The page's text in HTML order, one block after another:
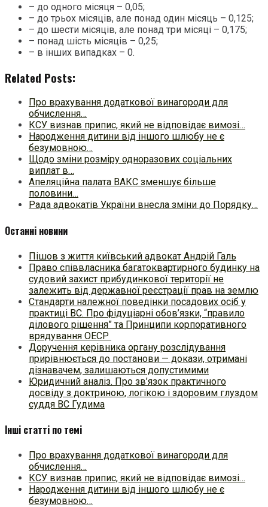
– до одного місяця – 0,05;
– до трьох місяців, але понад один місяць – 0,125;
– до шести місяців, але понад три місяці – 0,175;
– понад шість місяців – 0,25;
– в інших випадках – 0.
Related Posts:
Про врахування додаткової винагороди для
обчислення…
КСУ визнав припис, який не відповідає вимозі…
Народження дитини від іншого шлюбу не є
безумовною…
Щодо зміни розміру одноразових соціальних
виплат в…
Апеляційна палата ВАКС зменшує більше
половини…
Рада адвокатів України внесла зміни до Порядку…
Останні новини
Пішов з життя київський адвокат Андрій Галь
Право співвласника багатоквартирного будинку на
судовий захист прибудинкової території не
залежить від державної реєстрації прав на землю
Стандарти належної поведінки посадових осіб у
практиці ВC. Про фідуціарні обов’язки, “правило
ділового рішення” та Принципи корпоративного
врядування ОЕСР
Доручення керівника органу розслідування
прирівнюється до постанови — докази, отримані
дізнавачем, залишаються допустимими
Юридичний аналіз. Про зв’язок практичного
досвіду з доктриною, логікою і здоровим глуздом
суддя ВС Гудима
Інші статті по темі
Про врахування додаткової винагороди для
обчислення…
КСУ визнав припис, який не відповідає вимозі…
Народження дитини від іншого шлюбу не є
безумовною…